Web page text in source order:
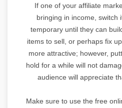
If one of your affiliate
bringing in income, switch
temporary until they can
items to sell, or perhaps fix
more attractive; however,
hold for a while will not
audience will appreciate
Make sure to use the free